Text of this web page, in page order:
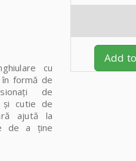
cu
formă de
de
și cutie de
ajută la
de a ține
Add